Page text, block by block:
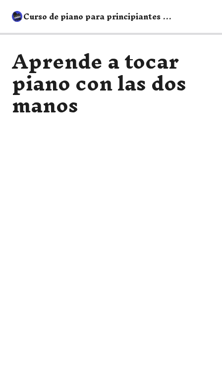
Curso de piano para principiantes gratis
Clase de piano para principiantes desde cero
Estrellita, ¿dónde estás? – clase de piano para
principiantes
Aprende a tocar piano con las dos manos
Aprende a tocar
piano con las dos
manos